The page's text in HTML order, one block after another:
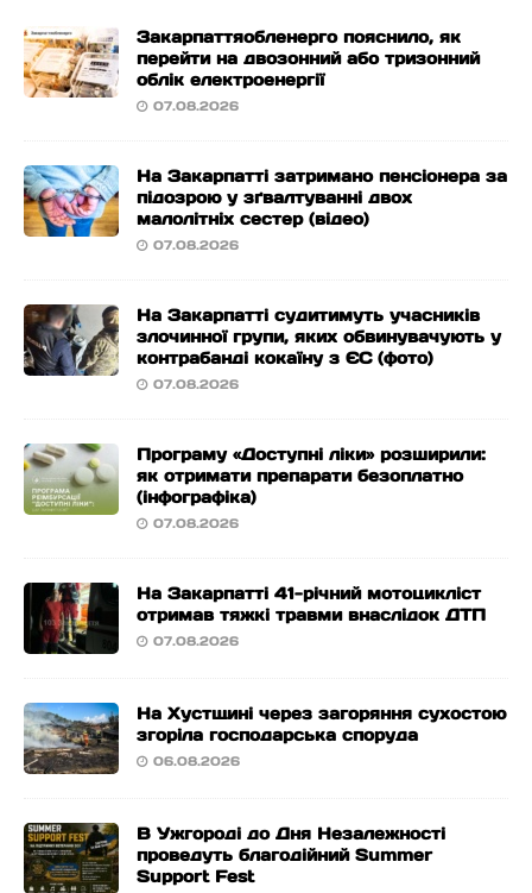
Закарпаттяобленерго пояснило, як
перейти на двозонний або тризонний
облік електроенергії
07.08.2026
На Закарпатті затримано пенсіонера за
підозрою у зґвалтуванні двох
малолітніх сестер (відео)
07.08.2026
На Закарпатті судитимуть учасників
злочинної групи, яких обвинувачують у
контрабанді кокаїну з ЄС (фото)
07.08.2026
Програму «Доступні ліки» розширили:
як отримати препарати безоплатно
(інфографіка)
07.08.2026
На Закарпатті 41-річний мотоцикліст
отримав тяжкі травми внаслідок ДТП
07.08.2026
На Хустщині через загоряння сухостою
згоріла господарська споруда
06.08.2026
В Ужгороді до Дня Незалежності
проведуть благодійний Summer
Support Fest